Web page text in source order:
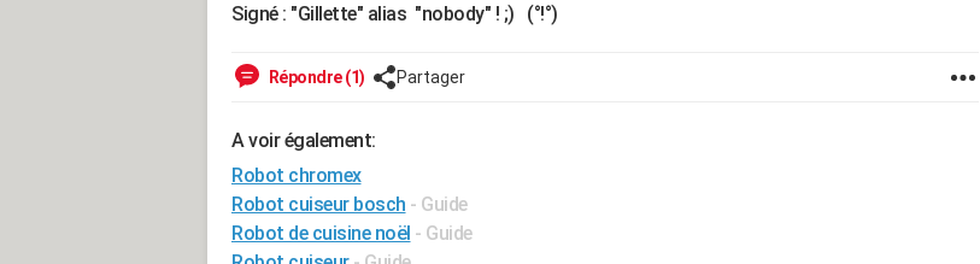
Signé : "Gillette" alias "nobody" ! ;) (°!°)
Répondre (1) Partager
A voir également:
Robot chromex
Robot cuiseur bosch - Guide
Robot de cuisine noël - Guide